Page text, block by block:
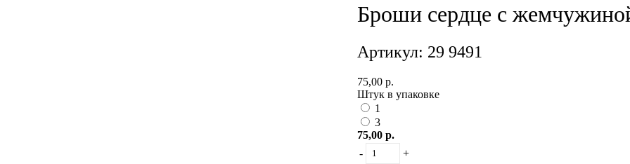
Броши сердце с
Артикул: 29 9491
75,00 р.
Штук в упаковке
1
3
75,00 р.
-
+